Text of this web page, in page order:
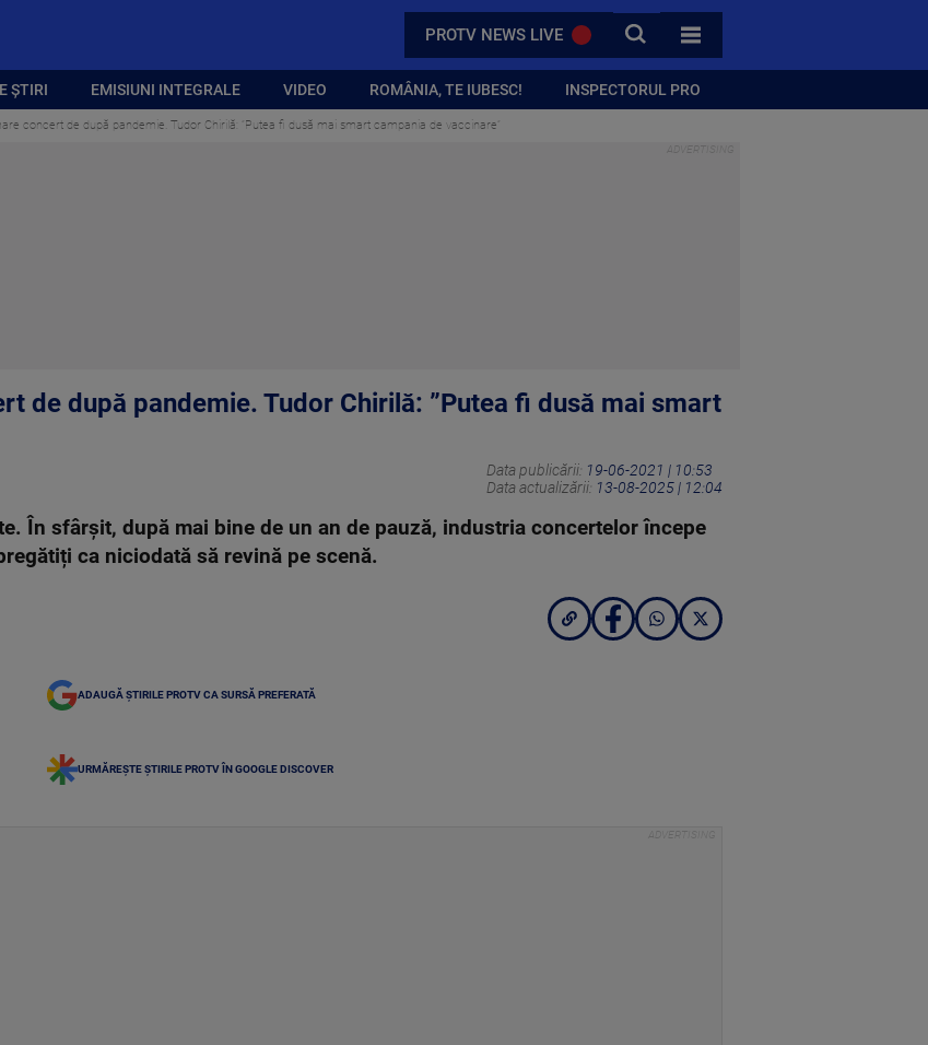
PROTV NEWS LIVE CAUTA
TOATE CATEGORIILE
ȘTIRI EMISIUNI INTEGRALE VIDEO ROMÂNIA, TE IUBESC! INSPECTORUL PRO
concert de după pandemie. Tudor Chirilă: ”Putea fi dusă mai smart campania de vaccinare”
de după pandemie. Tudor Chirilă: ”Putea fi dusă mai smart
Data publicării: 19-06-2021 | 10:53
Data actualizării: 13-08-2025 | 12:04
În sfârșit, după mai bine de un an de pauză, industria concertelor începe
ca niciodată să revină pe scenă.
ADAUGĂ ȘTIRILE PROTV CA SURSĂ PREFERATĂ
URMĂREȘTE ȘTIRILE PROTV ÎN GOOGLE DISCOVER